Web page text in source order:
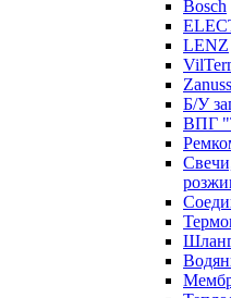
Bosch
LENZ
Б/У
ВПГ